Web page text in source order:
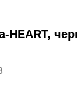
HEART,